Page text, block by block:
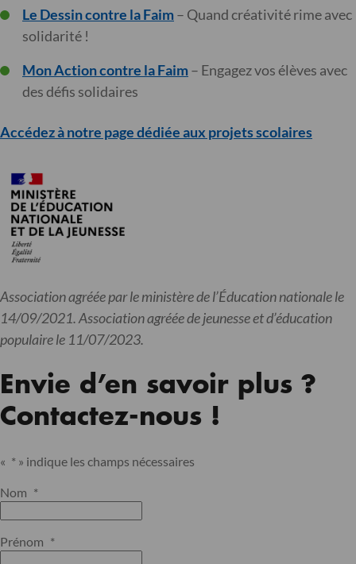
Le Dessin contre la Faim– Quand créativité rime avec
solidarité !
Mon Action contre la Faim– Engagez vos élèves avec
des défis solidaires
Accédez à notre page dédiée aux projets scolaires
Association agréée par le ministère de l’Éducation nationale le
14/09/2021. Association agréée de jeunesse et d’éducation
populaire le 11/07/2023.
Envie d’en savoir plus ?
Contactez-nous !
« * » indique les champs nécessaires
Nom *
Prénom *